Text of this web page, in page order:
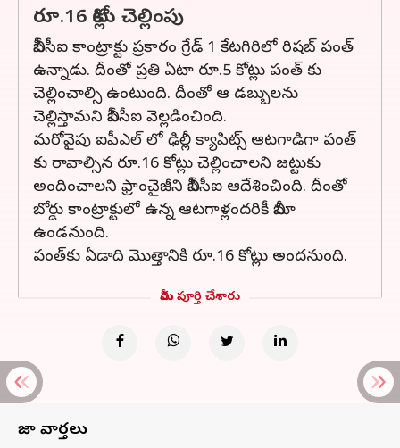
రూ.16 కోట్లు చెల్లింపు
బీసీసీఐ కాంట్రాక్టు ప్రకారం గ్రేడ్ 1 కేటగిరిలో రిషబ్ పంత్
ఉన్నాడు. దీంతో ప్రతి ఏటా రూ.5 కోట్లు పంత్ కు
చెల్లించాల్సి ఉంటుంది. దీంతో ఆ డబ్బులను
చెల్లిస్తామని బీసీసీఐ వెల్లడించింది.
మరోవైపు ఐపీఎల్ లో ఢిల్లీ క్యాపిట్స్ ఆటగాడిగా పంత్
కు రావాల్సిన రూ.16 కోట్లు చెల్లించాలని జట్టుకు
అందించాలని ఫ్రాంచైజీని బీసీసీఐ ఆదేశించింది. దీంతో
బోర్డు కాంట్రాక్టులో ఉన్న ఆటగాళ్లందరికీ బీమా
ఉండనుంది.
పంత్‌కు ఏడాది మొత్తానికి రూ.16 కోట్లు అందనుంది.
మీరు పూర్తి చేశారు
తాజా వార్తలు